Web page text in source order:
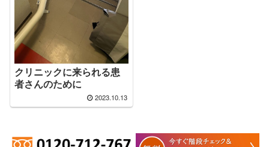
クリニックに来られる患
者さんのために
2023.10.13